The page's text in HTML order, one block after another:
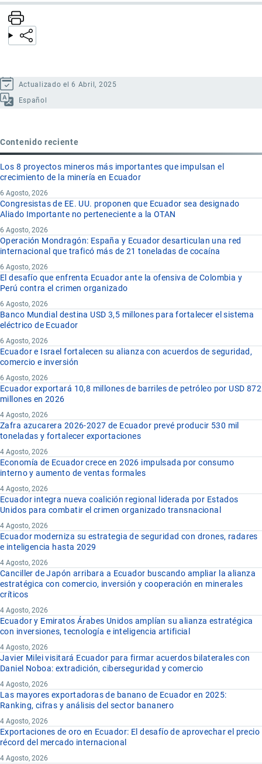
Actualizado el 6 Abril, 2025
Español
Contenido reciente
Los 8 proyectos mineros más importantes que impulsan el
crecimiento de la minería en Ecuador
6 Agosto, 2026
Congresistas de EE. UU. proponen que Ecuador sea designado
Aliado Importante no perteneciente a la OTAN
6 Agosto, 2026
Operación Mondragón: España y Ecuador desarticulan una red
internacional que traficó más de 21 toneladas de cocaína
6 Agosto, 2026
El desafío que enfrenta Ecuador ante la ofensiva de Colombia y
Perú contra el crimen organizado
6 Agosto, 2026
Banco Mundial destina USD 3,5 millones para fortalecer el sistema
eléctrico de Ecuador
6 Agosto, 2026
Ecuador e Israel fortalecen su alianza con acuerdos de seguridad,
comercio e inversión
6 Agosto, 2026
Ecuador exportará 10,8 millones de barriles de petróleo por USD 872
millones en 2026
4 Agosto, 2026
Zafra azucarera 2026-2027 de Ecuador prevé producir 530 mil
toneladas y fortalecer exportaciones
4 Agosto, 2026
Economía de Ecuador crece en 2026 impulsada por consumo
interno y aumento de ventas formales
4 Agosto, 2026
Ecuador integra nueva coalición regional liderada por Estados
Unidos para combatir el crimen organizado transnacional
4 Agosto, 2026
Ecuador moderniza su estrategia de seguridad con drones, radares
e inteligencia hasta 2029
4 Agosto, 2026
Canciller de Japón arribara a Ecuador buscando ampliar la alianza
estratégica con comercio, inversión y cooperación en minerales
críticos
4 Agosto, 2026
Ecuador y Emiratos Árabes Unidos amplían su alianza estratégica
con inversiones, tecnología e inteligencia artificial
4 Agosto, 2026
Javier Milei visitará Ecuador para firmar acuerdos bilaterales con
Daniel Noboa: extradición, ciberseguridad y comercio
4 Agosto, 2026
Las mayores exportadoras de banano de Ecuador en 2025:
Ranking, cifras y análisis del sector bananero
4 Agosto, 2026
Exportaciones de oro en Ecuador: El desafío de aprovechar el precio
récord del mercado internacional
4 Agosto, 2026